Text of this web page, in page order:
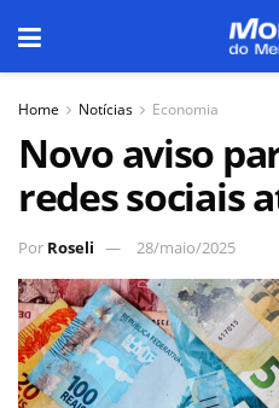
Home Notícias Economia
Novo aviso
redes sociais
Por Roseli 28/maio/2025